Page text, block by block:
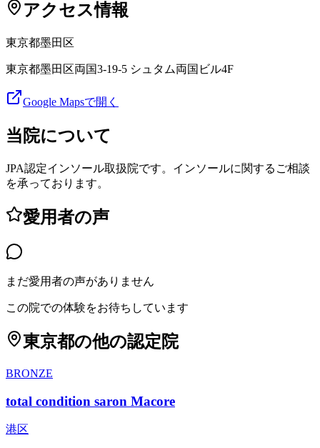
アクセス情報
東京都墨田区
東京都墨田区両国3-19-5 シュタム両国ビル4F
Google Mapsで開く
当院について
JPA認定インソール取扱院です。インソールに関するご相談
を承っております。
愛用者の声
まだ愛用者の声がありません
この院での体験をお待ちしています
東京都の他の認定院
BRONZE
total condition saron Macore
港区